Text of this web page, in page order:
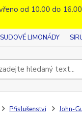
od 10.00 do
SUDOVÉ LIMONÁDY
Příslušenství John-